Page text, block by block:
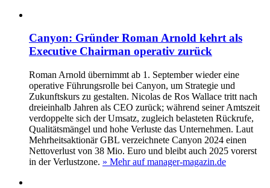
Canyon: Gründer Roman Arnold kehrt als
Executive Chairman operativ zurück
Roman Arnold übernimmt ab 1. September wieder eine
operative Führungsrolle bei Canyon, um Strategie und
Zukunftskurs zu gestalten. Nicolas de Ros Wallace tritt nach
dreieinhalb Jahren als CEO zurück; während seiner Amtszeit
verdoppelte sich der Umsatz, zugleich belasteten Rückrufe,
Qualitätsmängel und hohe Verluste das Unternehmen. Laut
Mehrheitsaktionär GBL verzeichnete Canyon 2024 einen
Nettoverlust von 38 Mio. Euro und bleibt auch 2025 vorerst
in der Verlustzone. » Mehr auf manager-magazin.de